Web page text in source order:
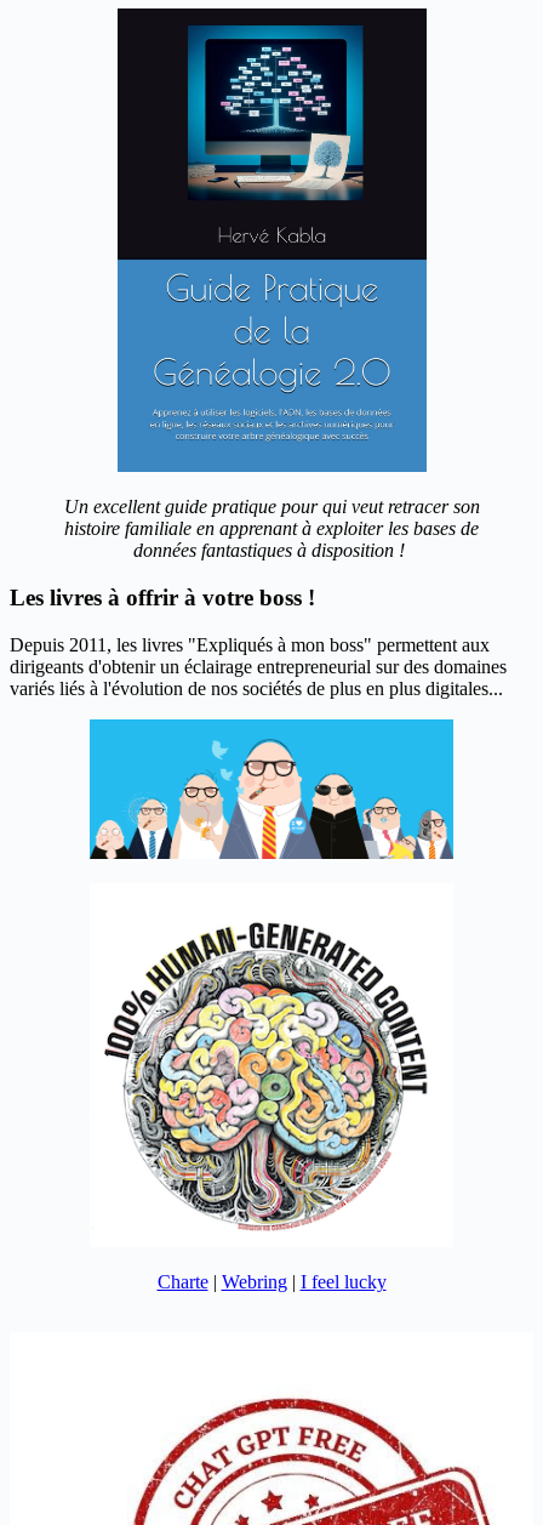
Un excellent guide pratique pour qui veut retracer son
histoire familiale en apprenant à exploiter les bases de
données fantastiques à disposition !
Les livres à offrir à votre boss !
Depuis 2011, les livres "Expliqués à mon boss" permettent aux
dirigeants d'obtenir un éclairage entrepreneurial sur des domaines
variés liés à l'évolution de nos sociétés de plus en plus digitales...
Charte| Webring| I feel lucky